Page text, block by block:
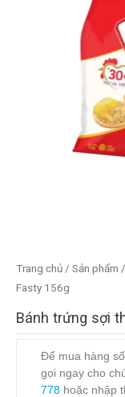
Trang chủ / Sản phẩm /
Fasty 156g
Bánh trứng sợi
Để mua hàng
gọi ngay cho
778 hoặc nhập